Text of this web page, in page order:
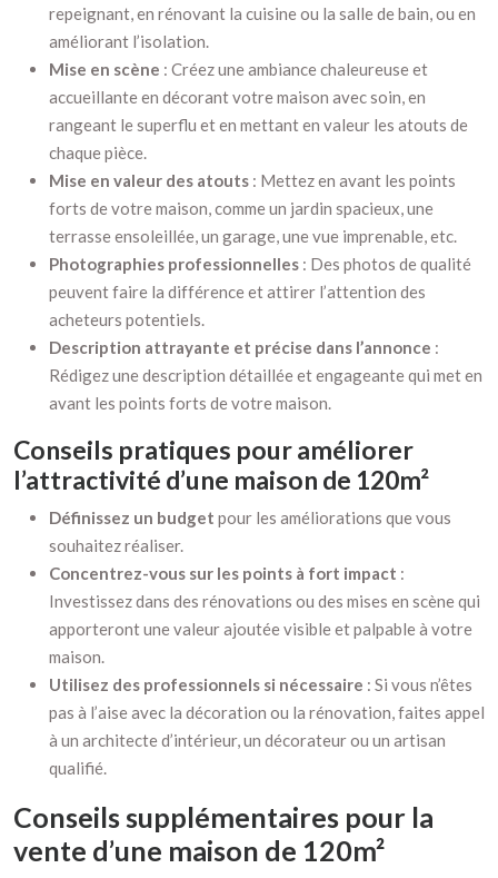
repeignant, en rénovant la cuisine ou la salle de bain, ou en
améliorant l’isolation.
Mise en scène : Créez une ambiance chaleureuse et
accueillante en décorant votre maison avec soin, en
rangeant le superflu et en mettant en valeur les atouts de
chaque pièce.
Mise en valeur des atouts : Mettez en avant les points
forts de votre maison, comme un jardin spacieux, une
terrasse ensoleillée, un garage, une vue imprenable, etc.
Photographies professionnelles : Des photos de qualité
peuvent faire la différence et attirer l’attention des
acheteurs potentiels.
Description attrayante et précise dans l’annonce :
Rédigez une description détaillée et engageante qui met en
avant les points forts de votre maison.
Conseils pratiques pour améliorer
l’attractivité d’une maison de 120m²
Définissez un budget pour les améliorations que vous
souhaitez réaliser.
Concentrez-vous sur les points à fort impact :
Investissez dans des rénovations ou des mises en scène qui
apporteront une valeur ajoutée visible et palpable à votre
maison.
Utilisez des professionnels si nécessaire : Si vous n’êtes
pas à l’aise avec la décoration ou la rénovation, faites appel
à un architecte d’intérieur, un décorateur ou un artisan
qualifié.
Conseils supplémentaires pour la
vente d’une maison de 120m²